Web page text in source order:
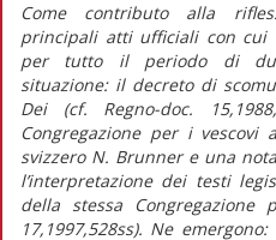
Come contributo alla
principali atti ufficiali con cui
per tutto il periodo di
situazione: il decreto di
Dei (cf. Regno-doc.
Congregazione per i vescovi
svizzero N. Brunner e una
l’interpretazione dei testi
della stessa Congregazione
17,1997,528ss). Ne